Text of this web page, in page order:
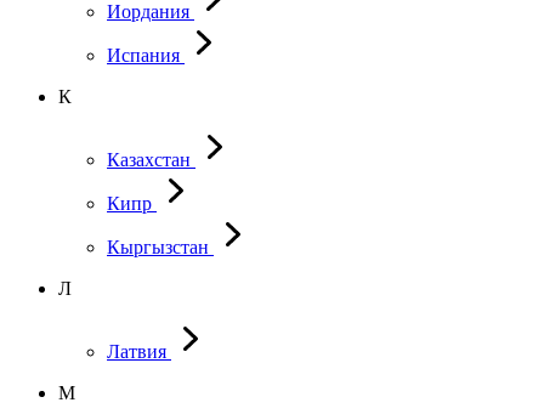
Иордания
Испания
К
Казахстан
Кипр
Кыргызстан
Л
Латвия
М